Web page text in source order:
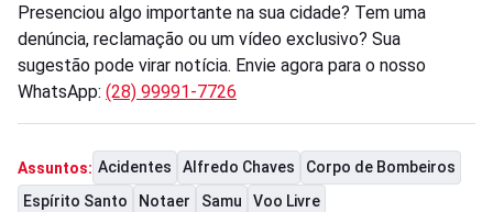
Presenciou algo importante na sua cidade? Tem uma
denúncia, reclamação ou um vídeo exclusivo? Sua
sugestão pode virar notícia. Envie agora para o nosso
WhatsApp: (28) 99991-7726
Assuntos: Acidentes Alfredo Chaves
Corpo de Bombeiros
Espírito Santo
Notaer Samu Voo Livre